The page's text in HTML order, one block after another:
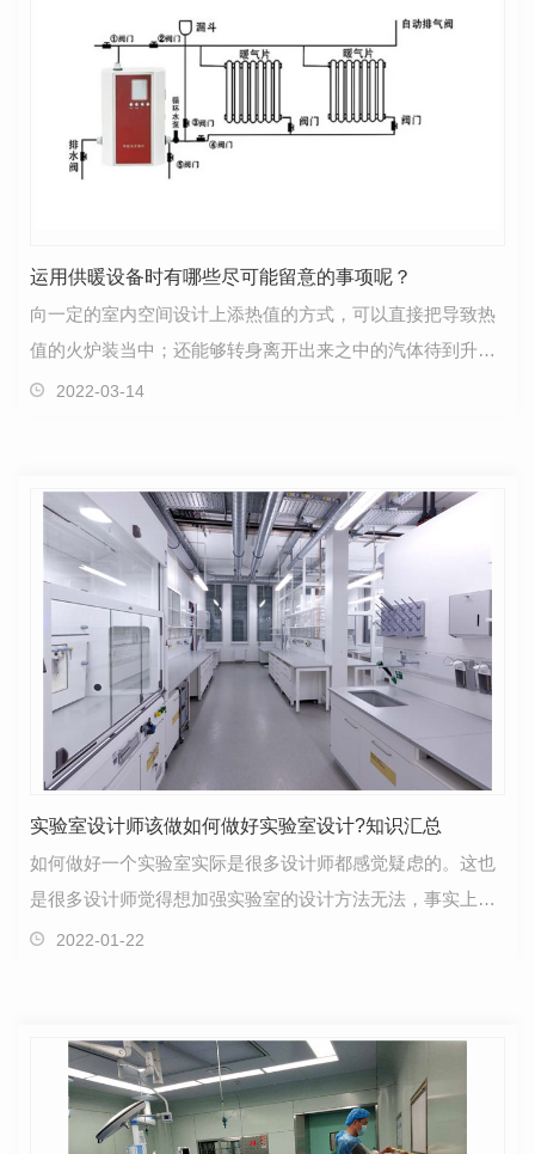
运用供暖设备时有哪些尽可能留意的事项呢？
向一定的室内空间设计上添热值的方式，可以直接把导致热
值的火炉装当中；还能够转身离开出来之中的汽体待到升温
后再送至；还能够当中工业设备保持在较高溫度的化学…
2022-03-14
实验室设计师该做如何做好实验室设计?知识汇总
如何做好一个实验室实际是很多设计师都感觉疑虑的。这也
是很多设计师觉得想加强实验室的设计方法无法，事实上就
其根本原因，至关重要的问题或者实验室是给做实验科…
2022-01-22